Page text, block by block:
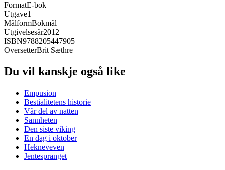
FormatE-bok
Utgave1
MålformBokmål
Utgivelsesår2012
ISBN9788205447905
OversetterBrit Sæthre
Du vil kanskje også like
Empusion
Bestialitetens historie
Vår del av natten
Sannheten
Den siste viking
En dag i oktober
Hekneveven
Jentespranget